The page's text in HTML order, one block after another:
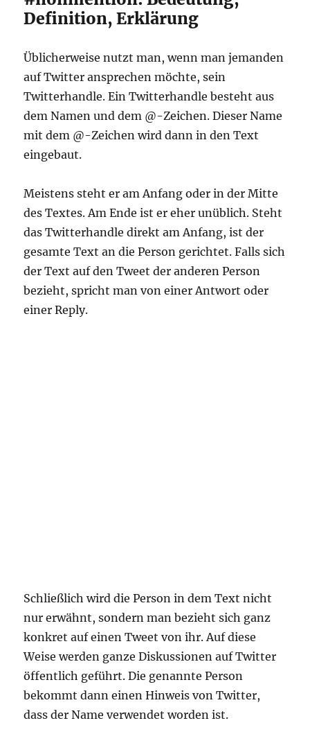
Definition, Erklärung
Üblicherweise nutzt man, wenn man jemanden
auf Twitter ansprechen möchte, sein
Twitterhandle. Ein Twitterhandle besteht aus
dem Namen und dem @-Zeichen. Dieser Name
mit dem @-Zeichen wird dann in den Text
eingebaut.
Meistens steht er am Anfang oder in der Mitte
des Textes. Am Ende ist er eher unüblich. Steht
das Twitterhandle direkt am Anfang, ist der
gesamte Text an die Person gerichtet. Falls sich
der Text auf den Tweet der anderen Person
bezieht, spricht man von einer Antwort oder
einer Reply.
Schließlich wird die Person in dem Text nicht
nur erwähnt, sondern man bezieht sich ganz
konkret auf einen Tweet von ihr. Auf diese
Weise werden ganze Diskussionen auf Twitter
öffentlich geführt. Die genannte Person
bekommt dann einen Hinweis von Twitter,
dass der Name verwendet worden ist.